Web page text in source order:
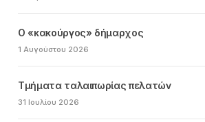
Ο «κακούργος» δήμαρχος
1 Αυγούστου 2026
Τμήματα ταλαιπωρίας πελατών
31 Ιουλίου 2026